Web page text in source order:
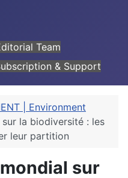
Team
& Support
| Environment
la biodiversité : les
leur partition
sur